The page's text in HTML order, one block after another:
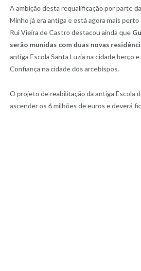
A ambição desta requalificação por parte
Minho já era antiga e está agora mais
Rui Vieira de Castro destacou ainda que
serão munidas com duas novas
antiga Escola Santa Luzia na cidade berço
Confiança na cidade dos arcebispos.
O projeto de reabilitação da antiga Escola
ascender os 6 milhões de euros e deverá